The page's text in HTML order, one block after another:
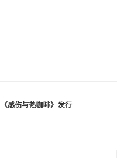
感伤与热咖啡》发行